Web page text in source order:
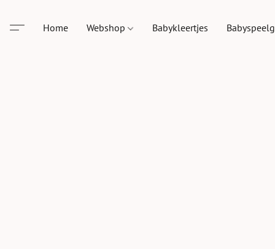
Home Webshop Babykleertjes